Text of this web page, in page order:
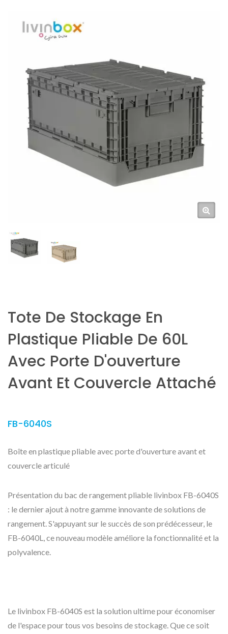
Tote De Stockage En
Plastique Pliable De 60L
Avec Porte D'ouverture
Avant Et Couvercle Attaché
FB-6040S
Boîte en plastique pliable avec porte d'ouverture avant et
couvercle articulé
Présentation du bac de rangement pliable livinbox FB-6040S
: le dernier ajout à notre gamme innovante de solutions de
rangement. S'appuyant sur le succès de son prédécesseur, le
FB-6040L, ce nouveau modèle améliore la fonctionnalité et la
polyvalence.
Le livinbox FB-6040S est la solution ultime pour économiser
de l'espace pour tous vos besoins de stockage. Que ce soit